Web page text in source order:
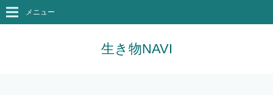
生き物NAVI
メニュー